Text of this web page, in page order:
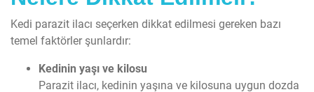
Kedi parazit ilacı seçerken dikkat edilmesi gereken bazı
temel faktörler şunlardır:
Kedinin yaşı ve kilosu
Parazit ilacı, kedinin yaşına ve kilosuna uygun dozda